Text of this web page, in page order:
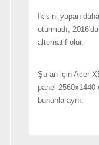
İkisini yapan
oturmadı,
alternatif olur.
Şu an için Acer
panel
bununla aynı.